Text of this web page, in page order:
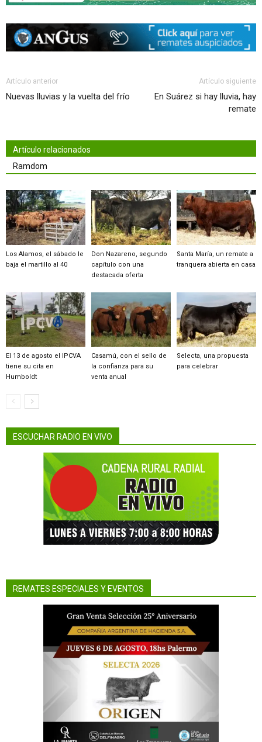
Artículo anterior
Nuevas lluvias y la vuelta del frío
Artículo siguiente
En Suárez si hay lluvia, hay
remate
Artículo relacionados
Ramdom
Los Alamos, el sábado le
baja el martillo al 40
Don Nazareno, segundo
capítulo con una
destacada oferta
Santa María, un remate a
tranquera abierta en casa
El 13 de agosto el IPCVA
tiene su cita en
Humboldt
Casamú, con el sello de
la confianza para su
venta anual
Selecta, una propuesta
para celebrar
ESCUCHAR RADIO EN VIVO
REMATES ESPECIALES Y EVENTOS